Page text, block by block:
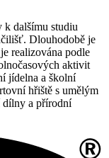
k dalšímu studiu
Dlouhodobě je
realizována podle
aktivit
jídelna a školní
hřiště s umělým
dílny a přírodní